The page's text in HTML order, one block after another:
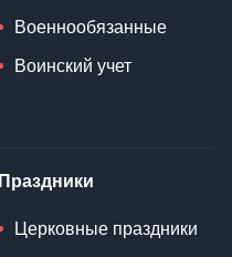
Военнообязанные
Воинский учет
Праздники
Церковные праздники